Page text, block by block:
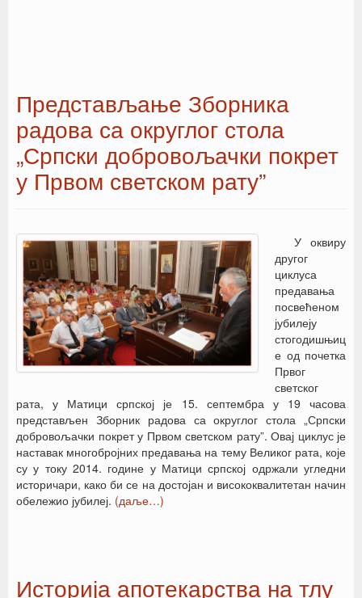
Представљање Зборника
радова са округлог стола
„Српски добровољачки покрет
у Првом светском рату”
У оквиру
другог
циклуса
предавања
посвећеном
јубилеју
стогодишњиц
е од почетка
Првог
светског
рата, у Матици српској је 15. септембра у 19 часова
представљен Зборник радова са округлог стола „Српски
добровољачки покрет у Првом светском рату”. Овај циклус је
наставак многобројних предавања на тему Великог рата, које
су у току 2014. године у Матици српској одржали угледни
историчари, како би се на достојан и висококвалитетан начин
обележио јубилеј. (даље…)
Историја апотекарства на тлу